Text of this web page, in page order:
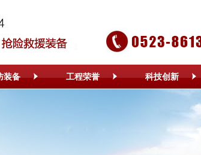
装备 工程荣誉 科技创新